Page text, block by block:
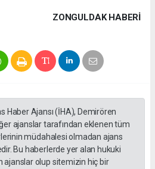
ZONGULDAK HABERİ
Haber Ajansı (İHA), Demirören
ajanslar tarafından eklenen tüm
müdahalesi olmadan ajans
Bu haberlerde yer alan hukuki
ajanslar olup sitemizin hiç bir